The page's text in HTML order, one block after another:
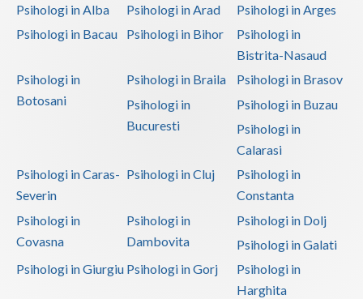
Psihoterapie suportiva (1)
Psihoterapie, asistenta si consultanta psihologica (1)
Terapie suportiva pentru persoane dependente de...
(1)
Terapie suportiva pentru persoanele care sufera... (1)
Psihologi in Alba Psihologi in Arad
Psihologi in Arges
Psihologi in Bacau
Psihologi in Bihor
Psihologi in
Bistrita-Nasaud
Psihologi in
Botosani
Psihologi in Braila
Psihologi in Brasov
Psihologi in
Bucuresti
Psihologi in Buzau
Psihologi in
Calarasi
Psihologi in Caras-
Severin
Psihologi in Cluj
Psihologi in
Constanta
Psihologi in
Covasna
Psihologi in
Dambovita
Psihologi in Dolj
Psihologi in Galati
Psihologi in Giurgiu Psihologi in Gorj
Psihologi in
Harghita